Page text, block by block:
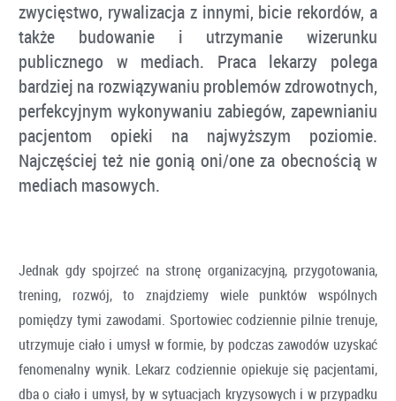
zwycięstwo, rywalizacja z innymi, bicie rekordów, a
także budowanie i utrzymanie wizerunku
publicznego w mediach. Praca lekarzy polega
bardziej na rozwiązywaniu problemów zdrowotnych,
perfekcyjnym wykonywaniu zabiegów, zapewnianiu
pacjentom opieki na najwyższym poziomie.
Najczęściej też nie gonią oni/one za obecnością w
mediach masowych.
Jednak gdy spojrzeć na stronę organizacyjną, przygotowania,
trening, rozwój, to znajdziemy wiele punktów wspólnych
pomiędzy tymi zawodami. Sportowiec codziennie pilnie trenuje,
utrzymuje ciało i umysł w formie, by podczas zawodów uzyskać
fenomenalny wynik. Lekarz codziennie opiekuje się pacjentami,
dba o ciało i umysł, by w sytuacjach kryzysowych i w przypadku